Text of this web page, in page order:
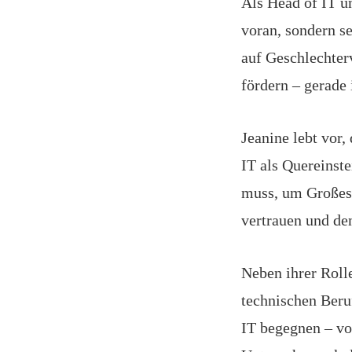
voran, sondern
auf
fördern –
Jeanine lebt
IT als
muss, um
vertrauen und
Neben ihrer
technischen
IT begegnen –